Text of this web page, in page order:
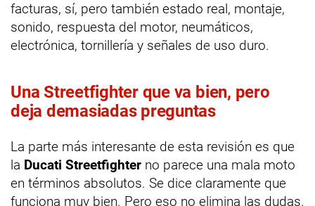
facturas, sí, pero también estado real, montaje,
sonido, respuesta del motor, neumáticos,
electrónica, tornillería y señales de uso duro.
Una Streetfighter que va bien, pero
deja demasiadas preguntas
La parte más interesante de esta revisión es que
la Ducati Streetfighter no parece una mala moto
en términos absolutos. Se dice claramente que
funciona muy bien. Pero eso no elimina las dudas.